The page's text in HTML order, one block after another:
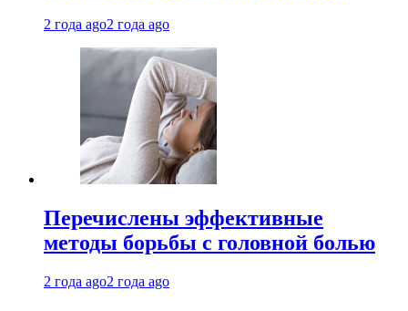
2 года ago2 года ago
Перечислены эффективные
методы борьбы с головной болью
2 года ago2 года ago